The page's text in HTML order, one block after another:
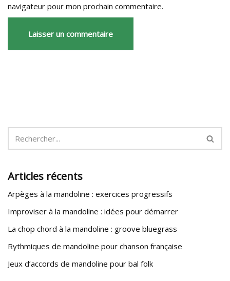
navigateur pour mon prochain commentaire.
Articles récents
Arpèges à la mandoline : exercices progressifs
Improviser à la mandoline : idées pour démarrer
La chop chord à la mandoline : groove bluegrass
Rythmiques de mandoline pour chanson française
Jeux d’accords de mandoline pour bal folk